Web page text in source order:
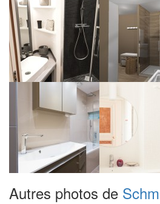
Autres photos de